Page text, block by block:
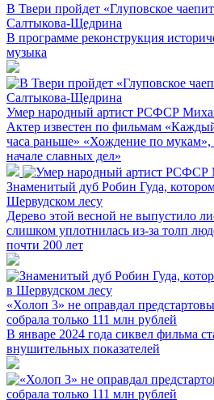
В Твери пройдет «Глуповское
Салтыкова-Щедрина
В программе реконструкция
музыка
Умер народный артист РСФСР
Актер известен по фильмам
часа раньше» «Хождение по
начале славных дел»
Знаменитый дуб Робин Гуда,
Шервудском лесу
Дерево этой весной не выпустило
слишком уплотнилась из-за толп
почти 200 лет
«Холоп 3» не оправдал
собрала только 111 млн рублей
В январе 2024 года сиквел фильма
внушительных показателей